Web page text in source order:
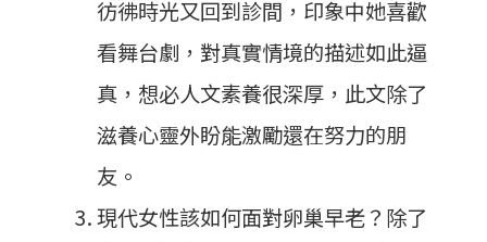
彷彿時光又回到診間，印象中她喜歡
看舞台劇，對真實情境的描述如此逼
真，想必人文素養很深厚，此文除了
滋養心靈外盼能激勵還在努力的朋
友。
現代女性該如何面對卵巢早老？除了